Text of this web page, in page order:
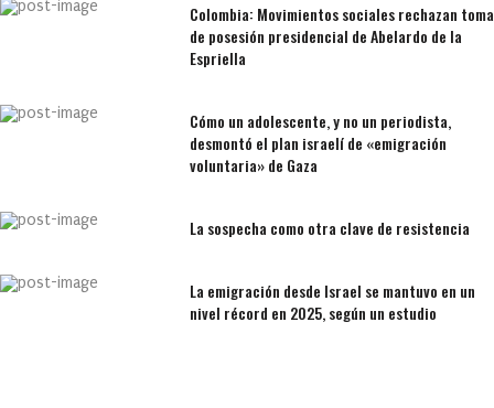
Colombia: Movimientos sociales rechazan toma
de posesión presidencial de Abelardo de la
Espriella
Cómo un adolescente, y no un periodista,
desmontó el plan israelí de «emigración
voluntaria» de Gaza
La sospecha como otra clave de resistencia
La emigración desde Israel se mantuvo en un
nivel récord en 2025, según un estudio